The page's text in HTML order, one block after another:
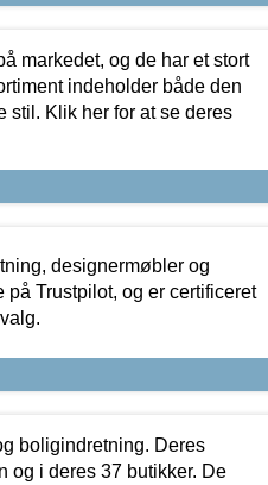
markedet, og de har et stort
indeholder både den
stil. Klik her for at se deres
designermøbler og
på Trustpilot, og er certificeret
boligindretning. Deres
og i deres 37 butikker. De